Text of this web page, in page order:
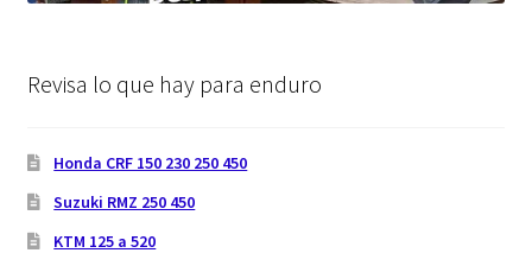
Revisa lo que hay para enduro
Honda CRF 150 230 250 450
Suzuki RMZ 250 450
KTM 125 a 520